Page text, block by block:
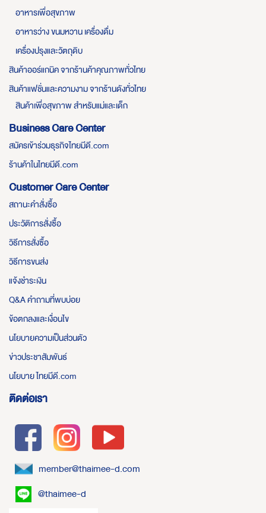
อาหารเพื่อสุขภาพ
อาหารว่าง ขนมหวาน เครื่องดื่ม
เครื่องปรุงและวัตถุดิบ
สินค้าออร์แกนิค จากร้านค้าคุณภาพทั่วไทย
สินค้าแฟชั่นและความงาม จากร้านดังทั่วไทย
สินค้าเพื่อสุขภาพ สำหรับแม่และเด็ก
Business Care Center
สมัครเข้าร่วมธุรกิจไทยมีดี.com
ร้านค้าในไทยมีดี.com
Customer Care Center
สถานะคำสั่งซื้อ
ประวัติการสั่งซื้อ
วิธีการสั่งซื้อ
วิธีการขนส่ง
แจ้งชำระเงิน
Q&A คำถามที่พบบ่อย
ข้อตกลงและเงื่อนไข
นโยบายความเป็นส่วนตัว
ข่าวประชาสัมพันธ์
นโยบาย ไทยมีดี.com
ติดต่อเรา
member@thaimee-d.com
@thaimee-d